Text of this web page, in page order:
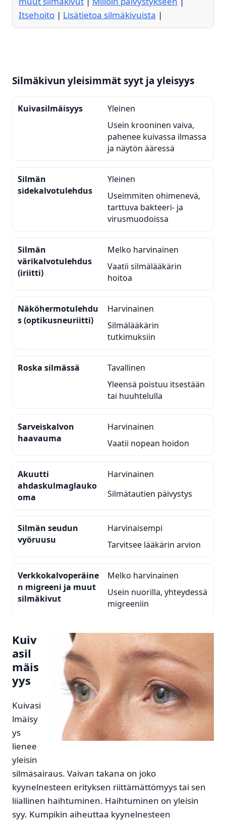
Itsehoito | Lisätietoa silmäkivuista |
Silmäkivun yleisimmät syyt ja yleisyys
Kuivasilmäisyys
Yleinen
Usein krooninen vaiva,
pahenee kuivassa ilmassa
ja näytön ääressä
Silmän
sidekalvotulehdus
Yleinen
Useimmiten ohimenevä,
tarttuva bakteeri- ja
virusmuodoissa
Silmän
värikalvotulehdus
(iriitti)
Melko harvinainen
Vaatii silmälääkärin
hoitoa
Näköhermotulehdu
s (optikusneuriitti)
Harvinainen
Silmälääkärin
tutkimuksiin
Roska silmässä
Tavallinen
Yleensä poistuu itsestään
tai huuhtelulla
Sarveiskalvon
haavauma
Harvinainen
Vaatii nopean hoidon
Akuutti
ahdaskulmaglauko
oma
Harvinainen
Silmätautien päivystys
Silmän seudun
vyöruusu
Harvinaisempi
Tarvitsee lääkärin arvion
Verkkokalvoperäine
n migreeni ja muut
silmäkivut
Melko harvinainen
Usein nuorilla, yhteydessä
migreeniin
Kuiv
asil
mäis
yys
Kuivasi
lmäisy
ys
lienee
yleisin
silmäsairaus. Vaivan takana on joko
kyynelnesteen erityksen riittämättömyys tai sen
liiallinen haihtuminen. Haihtuminen on yleisin
syy. Kumpikin aiheuttaa kyynelnesteen